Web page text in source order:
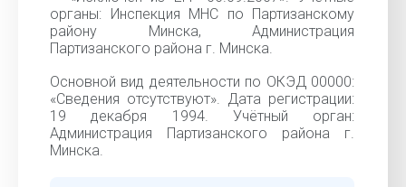
органы: Инспекция МНС по Партизанскому
району Минска, Администрация
Партизанского района г. Минска.
Основной вид деятельности по ОКЭД 00000:
«Cведения отсутствуют». Дата регистрации:
19 декабря 1994. Учётный орган:
Администрация Партизанского района г.
Минска.